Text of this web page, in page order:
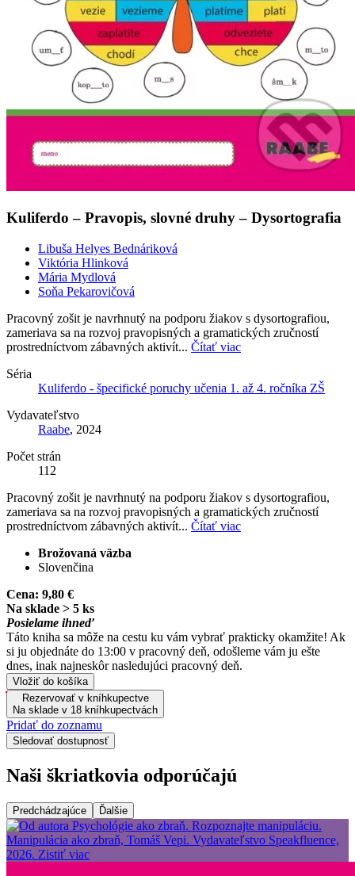
Kuliferdo – Pravopis, slovné druhy – Dysortografia
Libuša Helyes Bednáriková
Viktória Hlinková
Mária Mydlová
Soňa Pekarovičová
Pracovný zošit je navrhnutý na podporu žiakov s dysortografiou,
zameriava sa na rozvoj pravopisných a gramatických zručností
prostredníctvom zábavných aktivít... Čítať viac
Séria
Kuliferdo - špecifické poruchy učenia 1. až 4. ročníka ZŠ
Vydavateľstvo
Raabe, 2024
Počet strán
112
Pracovný zošit je navrhnutý na podporu žiakov s dysortografiou,
zameriava sa na rozvoj pravopisných a gramatických zručností
prostredníctvom zábavných aktivít... Čítať viac
Brožovaná väzba
Slovenčina
Cena: 9,80 €
Na sklade > 5 ks
Posielame ihneď
Táto kniha sa môže na cestu ku vám vybrať prakticky okamžite! Ak
si ju objednáte do 13:00 v pracovný deň, odošleme vám ju ešte
dnes, inak najneskôr nasledujúci pracovný deň.
Vložiť do košíka
Rezervovať v kníhkupectve
Na sklade v 18 kníhkupectvách
Pridať do zoznamu
Sledovať dostupnosť
Naši škriatkovia odporúčajú
Predchádzajúce Ďalšie